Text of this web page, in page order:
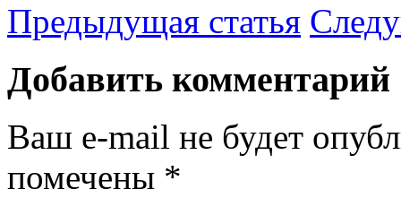
Предыдущая статья
Добавить комментарий
Ваш e-mail не будет
помечены *